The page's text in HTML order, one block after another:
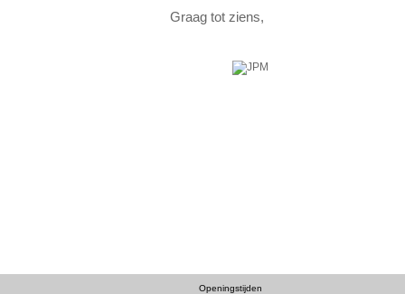
Graag tot ziens,
Openingstijden